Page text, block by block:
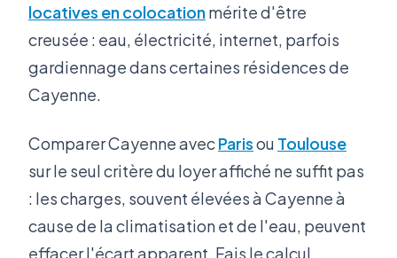
locatives en colocationmérite d'être
creusée : eau, électricité, internet, parfois
gardiennage dans certaines résidences de
Cayenne.
Comparer Cayenne avecParisou Toulouse
sur le seul critère du loyer affiché ne suffit pas
: les charges, souvent élevées à Cayenne à
cause de la climatisation et de l'eau, peuvent
effacer l'écart apparent. Fais le calcul